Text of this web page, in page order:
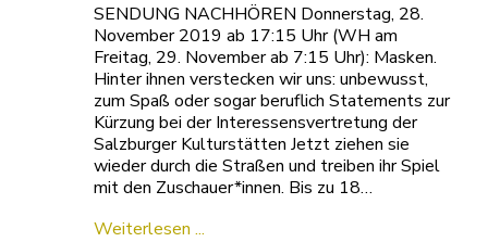
SENDUNG NACHHÖREN Donnerstag, 28.
November 2019 ab 17:15 Uhr (WH am
Freitag, 29. November ab 7:15 Uhr): Masken.
Hinter ihnen verstecken wir uns: unbewusst,
zum Spaß oder sogar beruflich Statements zur
Kürzung bei der Interessensvertretung der
Salzburger Kulturstätten Jetzt ziehen sie
wieder durch die Straßen und treiben ihr Spiel
mit den Zuschauer*innen. Bis zu 18…
Weiterlesen ...